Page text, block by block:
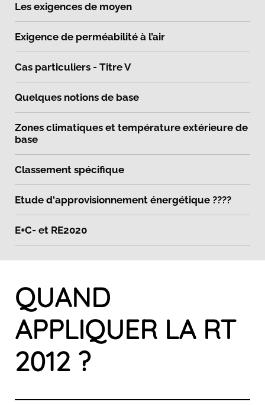
Les exigences de moyen
Exigence de perméabilité à l’air
Cas particuliers - Titre V
Quelques notions de base
Zones climatiques et température extérieure de
base
Classement spécifique
Etude d'approvisionnement énergétique ????
E+C- et RE2020
QUAND
APPLIQUER LA RT
2012 ?